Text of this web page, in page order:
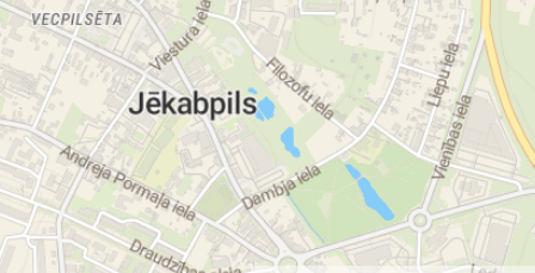
auto sagatavošana tehniskai apskatei Jēkabpilī
auto rezerves daļas Jēkabpilī
autoserviss Jēkabpilī
auto apkope Jēkabpilī
bremžu stends
kondicionieru uzpilde
auto remonts
auto sagatavošna TA
eļļas maiņa
riepu montāža
riepu balansēšana
rezerves daļas dzinēju remonts